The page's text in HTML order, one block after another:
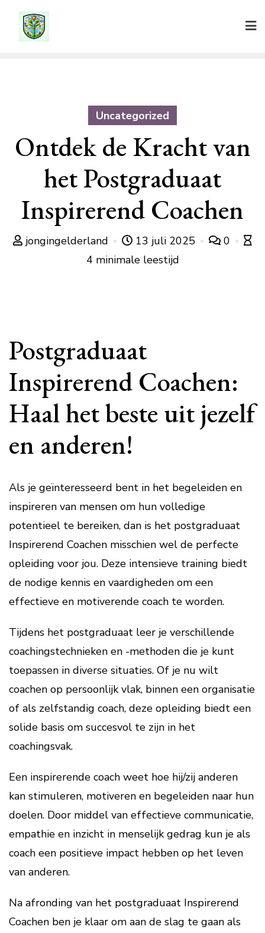
Uncategorized
Ontdek de Kracht van
het Postgraduaat
Inspirerend Coachen
jongingelderland 13 juli 2025
0
4 minimale leestijd
Postgraduaat
Inspirerend Coachen:
Haal het beste uit jezelf
en anderen!
Als je geïnteresseerd bent in het begeleiden en
inspireren van mensen om hun volledige
potentieel te bereiken, dan is het postgraduaat
Inspirerend Coachen misschien wel de perfecte
opleiding voor jou. Deze intensieve training biedt
de nodige kennis en vaardigheden om een
effectieve en motiverende coach te worden.
Tijdens het postgraduaat leer je verschillende
coachingstechnieken en -methoden die je kunt
toepassen in diverse situaties. Of je nu wilt
coachen op persoonlijk vlak, binnen een organisatie
of als zelfstandig coach, deze opleiding biedt een
solide basis om succesvol te zijn in het
coachingsvak.
Een inspirerende coach weet hoe hij/zij anderen
kan stimuleren, motiveren en begeleiden naar hun
doelen. Door middel van effectieve communicatie,
empathie en inzicht in menselijk gedrag kun je als
coach een positieve impact hebben op het leven
van anderen.
Na afronding van het postgraduaat Inspirerend
Coachen ben je klaar om aan de slag te gaan als